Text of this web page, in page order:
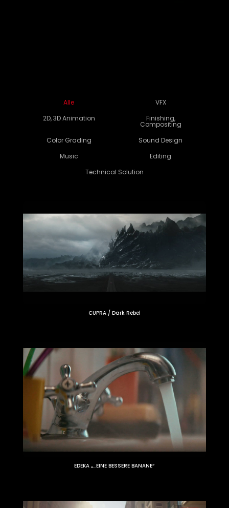
Alle
VFX
2D, 3D Animation
Finishing,
Compositing
Color Grading
Sound Design
Music
Editing
Technical Solution
CUPRA / Dark Rebel
EDEKA „…EINE BESSERE BANANE“